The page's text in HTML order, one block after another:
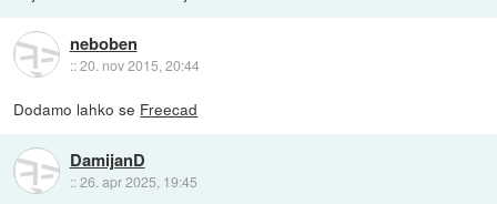
neboben
::20. nov 2015, 20:44
Dodamo lahko se Freecad
DamijanD
::26. apr 2025, 19:45